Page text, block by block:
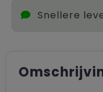
Snellere